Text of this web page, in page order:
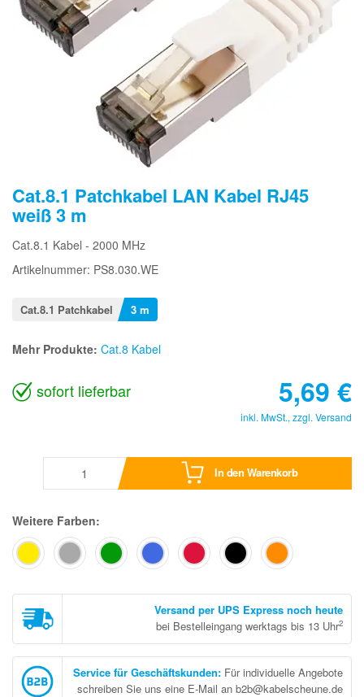
Cat.8.1 Patchkabel LAN Kabel RJ45
weiß 3 m
Cat.8.1 Kabel - 2000 MHz
Artikelnummer: PS8.030.WE
Cat.8.1 Patchkabel 3 m
Mehr Produkte: Cat.8 Kabel
sofort lieferbar 5,69 €
inkl. MwSt., zzgl. Versand
In den Warenkorb
Weitere Farben:
Versand per UPS Express noch heute
bei Bestelleingang werktags bis 13 Uhr2
Service für Geschäftskunden: Für individuelle Angebote
schreiben Sie uns eine E-Mail an b2b@kabelscheune.de